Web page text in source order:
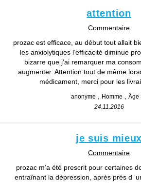
attention
Commentaire
prozac est efficace, au début tout allait
les anxiolytiques l’efficacité diminue
bizarre que j’ai remarquer ma
augmenter. Attention tout de même
médicament, merci pour les
anonyme Homme
Âge
24.11.2016
je suis mieux
Commentaire
prozac m’a été prescrit pour certaines
entraînant la dépression, après prés d